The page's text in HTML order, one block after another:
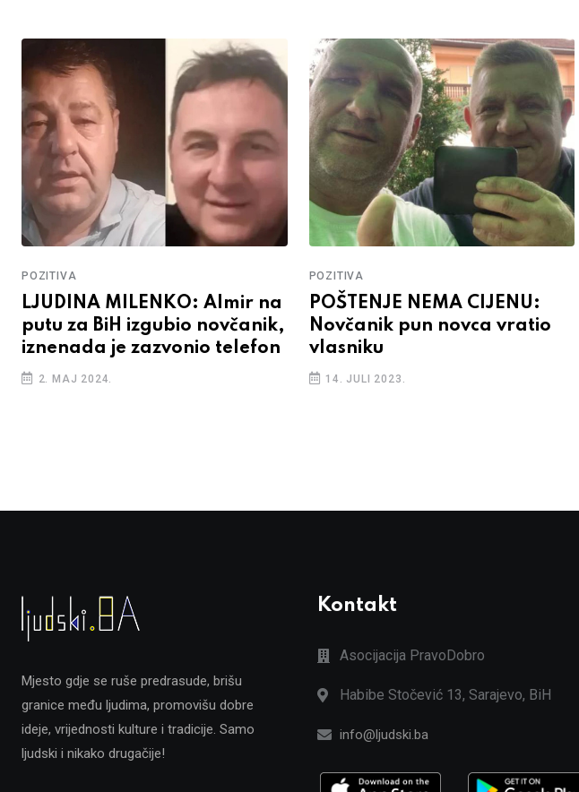
POZITIVA
LJUDINA MILENKO: Almir na
putu za BiH izgubio novčanik,
iznenada je zazvonio telefon
2. MAJ 2024.
POZITIVA
POŠTENJE NEMA CIJENU:
Novčanik pun novca vratio
vlasniku
14. JULI 2023.
Mjesto gdje se ruše predrasude, brišu
granice među ljudima, promovišu dobre
ideje, vrijednosti kulture i tradicije. Samo
ljudski i nikako drugačije!
Kontakt
Asocijacija PravoDobro
Habibe Stočević 13, Sarajevo, BiH
info@ljudski.ba